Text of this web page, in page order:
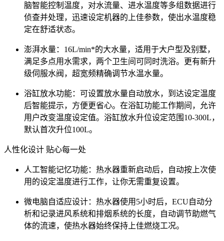
脑智能控制温度，对水流量、进水温度等多组数据进行
侦查并处理，迅速设定机器的上佳参数，使出水温度稳
定在舒适状态。
澎湃水量：16L/min*的大水量，适用于大户型及别墅，
满足多点用水需求，两个卫生间可同时洗浴。更有新升
级伺服水阀，超宽频精确调节水温水量。
浴缸放水功能：可设置放水量自动放水，到达设定温度
后智能提示，方便更省心。在浴缸功能工作期间，允许
用户改变温度设定值。浴缸放水升位设定范围10-300L，
默认首次升位100L。
人性化设计 贴心每一处
人工智能记忆功能：热水器重新启动后，自动按上次使
用的设定温度进行工作，让你无需重复设置。
微电脑自适应设计：热水器使用5小时后，ECU自动分
析和记录进风系统和排烟系统的长度，自动调节助燃气
体的流速，使热水器始终保持上佳燃烧工况。